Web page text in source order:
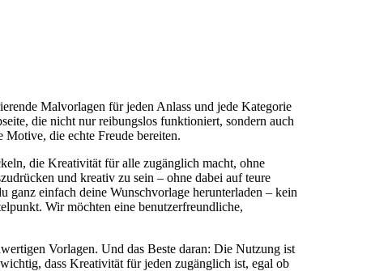
Malvorlagen für jeden Anlass und jede Kategorie
die nicht nur reibungslos funktioniert, sondern auch
die echte Freude bereiten.
die Kreativität für alle zugänglich macht, ohne
und kreativ zu sein – ohne dabei auf teure
einfach deine Wunschvorlage herunterladen – kein
Wir möchten eine benutzerfreundliche,
Vorlagen. Und das Beste daran: Die Nutzung ist
dass Kreativität für jeden zugänglich ist, egal ob